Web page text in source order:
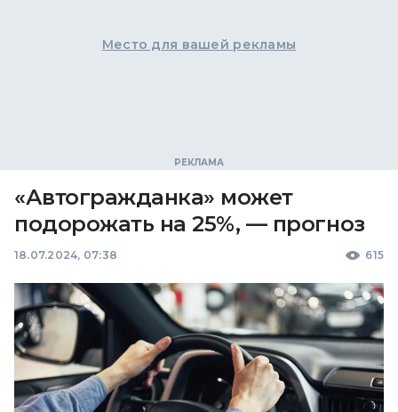
Место для вашей рекламы
«Автогражданка» может
подорожать на 25%, — прогноз
18.07.2024, 07:38 615